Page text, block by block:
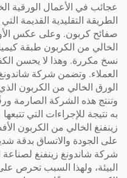
عجائب في الأعمال الورقية
الطريقة التقليدية القديمة
صفائح كربون. وعلى عكس
الخالي من الكربون طبقة
نسخ مكررة. وهذا لا يحسن
العملاء. وتضمن شركة
الورق الخالي من الكربون الذي
وتنتج هذه الشركة الصارمة
به نتيجة للإجراءات التي
زينفنغ الخالي من الكربون
على الجودة والاتساق بدقة
شركة شاندونغ زينفنغ
البيئة، ولهذا السبب تحرص